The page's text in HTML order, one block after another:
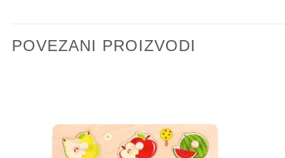
POVEZANI PROIZVODI
Sačuvaj
proizvod